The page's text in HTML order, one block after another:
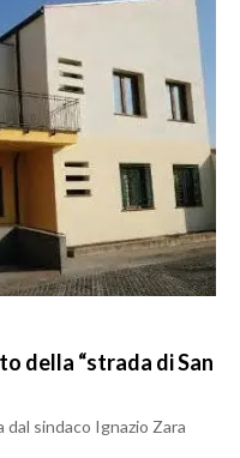
della “strada di San
dal sindaco Ignazio Zara